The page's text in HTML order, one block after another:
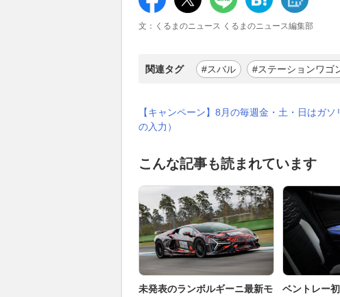
文：くるまのニュース くるまのニュース編集部
関連タグ #スバル #ステーションワゴ
【キャンペーン】8月の毎週金・土・日はガ
の入力）
こんな記事も読まれています
未発表のランボルギーニ最新モ
ベントレー